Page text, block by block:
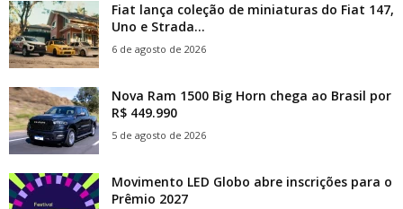
Fiat lança coleção de miniaturas do Fiat 147,
Uno e Strada...
6 de agosto de 2026
Nova Ram 1500 Big Horn chega ao Brasil por
R$ 449.990
5 de agosto de 2026
Movimento LED Globo abre inscrições para o
Prêmio 2027